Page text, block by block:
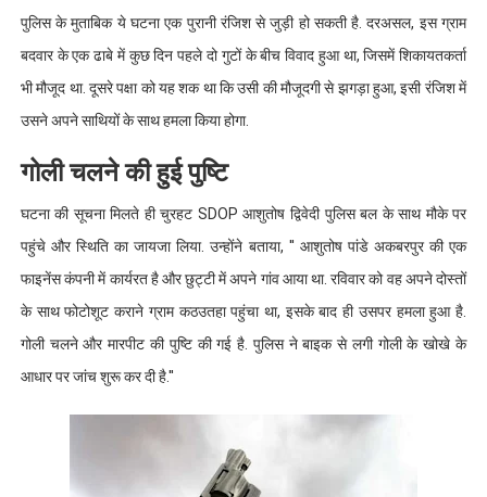
पुलिस के मुताबिक ये घटना एक पुरानी रंजिश से जुड़ी हो सकती है. दरअसल, इस ग्राम
बदवार के एक ढाबे में कुछ दिन पहले दो गुटों के बीच विवाद हुआ था, जिसमें शिकायतकर्ता
भी मौजूद था. दूसरे पक्षा को यह शक था कि उसी की मौजूदगी से झगड़ा हुआ, इसी रंजिश में
उसने अपने साथियों के साथ हमला किया होगा.
गोली चलने की हुई पुष्टि
घटना की सूचना मिलते ही चुरहट SDOP आशुतोष द्विवेदी पुलिस बल के साथ मौके पर
पहुंचे और स्थिति का जायजा लिया. उन्होंने बताया, '' आशुतोष पांडे अकबरपुर की एक
फाइनेंस कंपनी में कार्यरत है और छुट्टी में अपने गांव आया था. रविवार को वह अपने दोस्तों
के साथ फोटोशूट कराने ग्राम कठउतहा पहुंचा था, इसके बाद ही उसपर हमला हुआ है.
गोली चलने और मारपीट की पुष्टि की गई है. पुलिस ने बाइक से लगी गोली के खोखे के
आधार पर जांच शुरू कर दी है.''